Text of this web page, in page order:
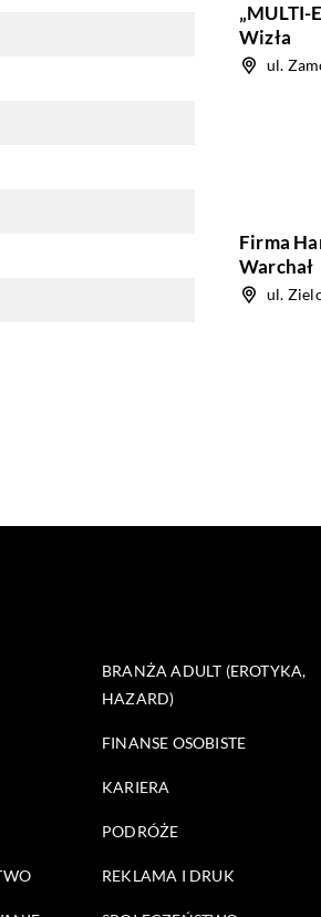
„MULTI-
Wizła
ul.
Firma
Warchał
ul.
BRANŻA ADULT (EROTYKA,
HAZARD)
FINANSE OSOBISTE
KARIERA
PODRÓŻE
REKLAMA I DRUK